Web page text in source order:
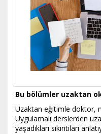
Bu bölümler uzaktan
Uzaktan eğitimle doktor,
Uygulamalı derslerden
yaşadıkları sıkıntıları